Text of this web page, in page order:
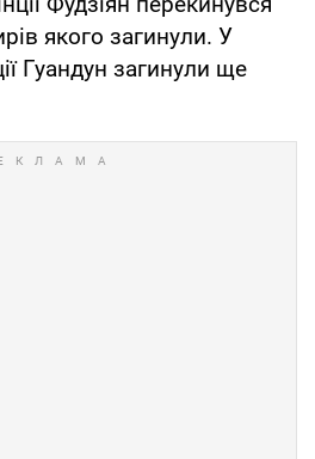
якого загинули. У
Гуандун загинули ще